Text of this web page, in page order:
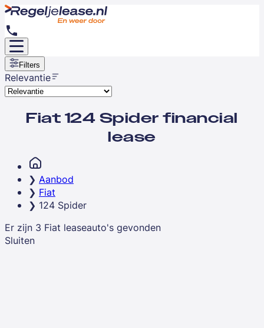
Filters
Relevantie
Fiat 124 Spider financial
lease
Aanbod
Fiat
124 Spider
Er zijn 3 Fiat leaseauto's gevonden
Sluiten